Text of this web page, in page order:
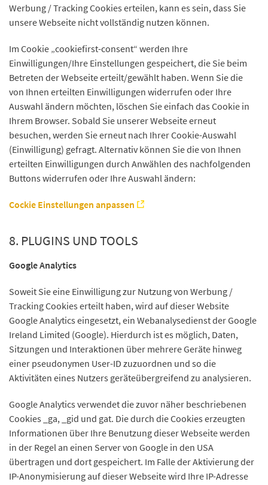
Werbung / Tracking Cookies erteilen, kann es sein, dass Sie
unsere Webseite nicht vollständig nutzen können.
Im Cookie „cookiefirst-consent“ werden Ihre
Einwilligungen/Ihre Einstellungen gespeichert, die Sie beim
Betreten der Webseite erteilt/gewählt haben. Wenn Sie die
von Ihnen erteilten Einwilligungen widerrufen oder Ihre
Auswahl ändern möchten, löschen Sie einfach das Cookie in
Ihrem Browser. Sobald Sie unserer Webseite erneut
besuchen, werden Sie erneut nach Ihrer Cookie-Auswahl
(Einwilligung) gefragt. Alternativ können Sie die von Ihnen
erteilten Einwilligungen durch Anwählen des nachfolgenden
Buttons widerrufen oder Ihre Auswahl ändern:
Cockie Einstellungen anpassen
8. PLUGINS UND TOOLS
Google Analytics
Soweit Sie eine Einwilligung zur Nutzung von Werbung /
Tracking Cookies erteilt haben, wird auf dieser Website
Google Analytics eingesetzt, ein Webanalysedienst der Google
Ireland Limited (Google). Hierdurch ist es möglich, Daten,
Sitzungen und Interaktionen über mehrere Geräte hinweg
einer pseudonymen User-ID zuzuordnen und so die
Aktivitäten eines Nutzers geräteübergreifend zu analysieren.
Google Analytics verwendet die zuvor näher beschriebenen
Cookies _ga, _gid und gat. Die durch die Cookies erzeugten
Informationen über Ihre Benutzung dieser Webseite werden
in der Regel an einen Server von Google in den USA
übertragen und dort gespeichert. Im Falle der Aktivierung der
IP-Anonymisierung auf dieser Webseite wird Ihre IP-Adresse